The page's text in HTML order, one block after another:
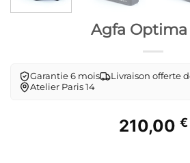
Agfa Optima
Garantie 6 mois
Livraison offerte
Atelier Paris 14
210,00 €